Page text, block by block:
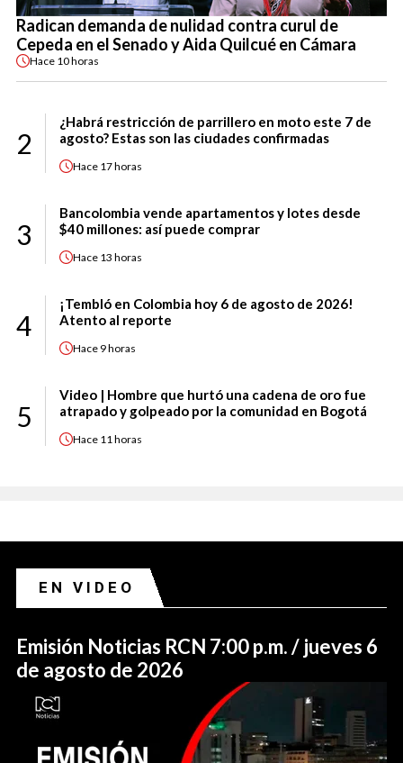
Radican demanda de nulidad contra curul de
Cepeda en el Senado y Aida Quilcué en Cámara
Hace 10 horas
2
¿Habrá restricción de parrillero en moto este 7 de
agosto? Estas son las ciudades confirmadas
Hace 17 horas
3
Bancolombia vende apartamentos y lotes desde
$40 millones: así puede comprar
Hace 13 horas
4
¡Tembló en Colombia hoy 6 de agosto de 2026!
Atento al reporte
Hace 9 horas
5
Video | Hombre que hurtó una cadena de oro fue
atrapado y golpeado por la comunidad en Bogotá
Hace 11 horas
EN VIDEO
Emisión Noticias RCN 7:00 p.m. / jueves 6
de agosto de 2026